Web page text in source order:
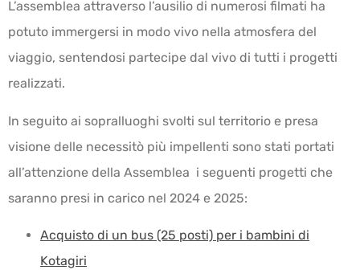
L’assemblea attraverso l’ausilio di numerosi filmati ha
potuto immergersi in modo vivo nella atmosfera del
viaggio, sentendosi partecipe dal vivo di tutti i progetti
realizzati.
In seguito ai sopralluoghi svolti sul territorio e presa
visione delle necessitò più impellenti sono stati portati
all’attenzione della Assemblea i seguenti progetti che
saranno presi in carico nel 2024 e 2025:
Acquisto di un bus (25 posti) per i bambini di
Kotagiri